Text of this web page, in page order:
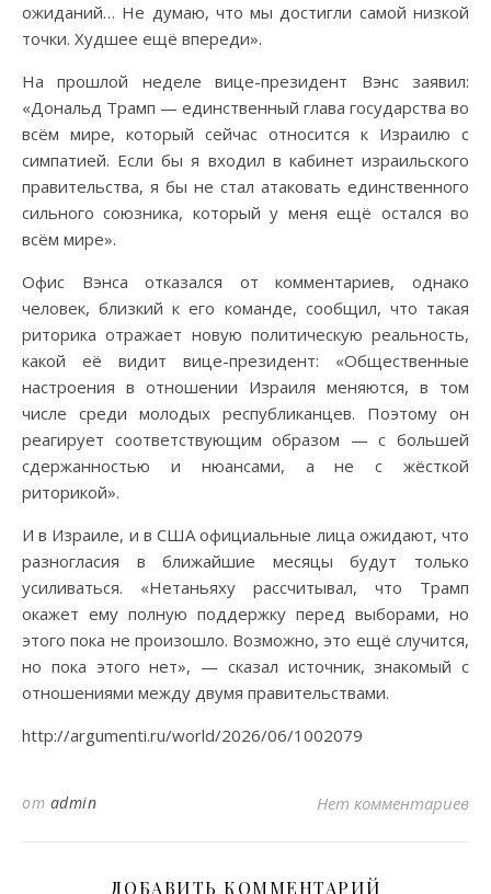
ожиданий… Не думаю, что мы достигли самой низкой
точки. Худшее ещё впереди».
На прошлой неделе вице-президент Вэнс заявил:
«Дональд Трамп — единственный глава государства во
всём мире, который сейчас относится к Израилю с
симпатией. Если бы я входил в кабинет израильского
правительства, я бы не стал атаковать единственного
сильного союзника, который у меня ещё остался во
всём мире».
Офис Вэнса отказался от комментариев, однако
человек, близкий к его команде, сообщил, что такая
риторика отражает новую политическую реальность,
какой её видит вице-президент: «Общественные
настроения в отношении Израиля меняются, в том
числе среди молодых республиканцев. Поэтому он
реагирует соответствующим образом — с большей
сдержанностью и нюансами, а не с жёсткой
риторикой».
И в Израиле, и в США официальные лица ожидают, что
разногласия в ближайшие месяцы будут только
усиливаться. «Нетаньяху рассчитывал, что Трамп
окажет ему полную поддержку перед выборами, но
этого пока не произошло. Возможно, это ещё случится,
но пока этого нет», — сказал источник, знакомый с
отношениями между двумя правительствами.
http://argumenti.ru/world/2026/06/1002079
от admin Нет комментариев
ДОБАВИТЬ КОММЕНТАРИЙ